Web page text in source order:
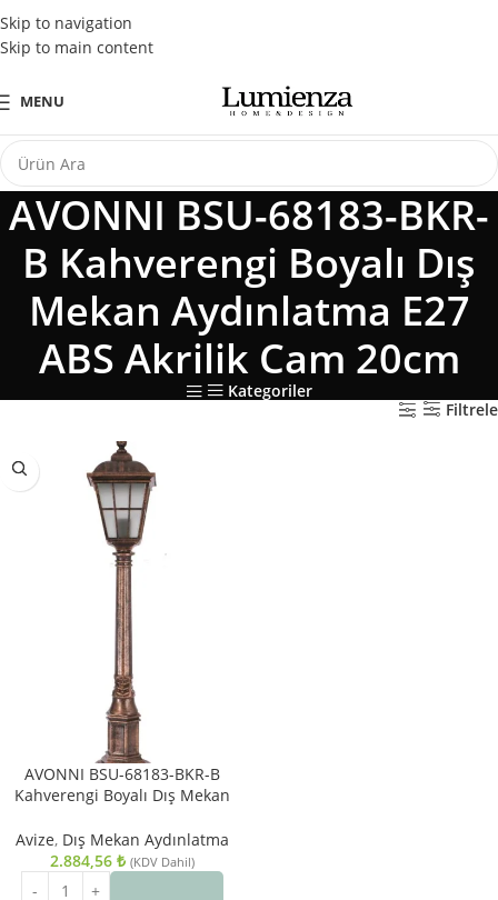
Skip to navigation
Skip to main content
Tüm Kredi Kartlarına Peşin Fiyatına 3 Taksit Fırsatı
MENU
AVONNI BSU-68183-BKR-
B Kahverengi Boyalı Dış
Mekan Aydınlatma E27
ABS Akrilik Cam 20cm
Kategoriler
Filtrele
AVONNI BSU-68183-BKR-B
Kahverengi Boyalı Dış Mekan
20cm
Avize, Dış Mekan Aydınlatma
2.884,56 ₺ (KDV Dahil)